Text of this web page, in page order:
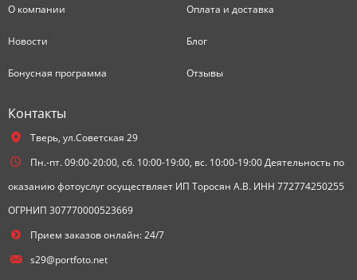
О компании Оплата и доставка
Новости Блог
Бонусная программа Отзывы
Контакты
Тверь, ул.Советская 29
Пн.-пт. 09:00-20:00, сб. 10:00-19:00, вс. 10:00-19:00 Деятельность по
оказанию фотоуслуг осуществляет ИП Торосян А.В. ИНН 772774250255
ОГРНИП 307770000523669
Прием заказов онлайн: 24/7
s29@portfoto.net